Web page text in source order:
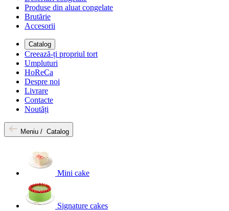
Produse din aluat congelate
Brutărie
Accesorii
Catalog
Creează-ți propriul tort
Umpluturi
HoReCa
Despre noi
Livrare
Contacte
Noutăți
Meniu / Catalog
Mini cake
Signature cakes